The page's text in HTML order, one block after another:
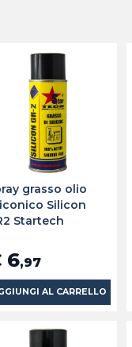
grasso olio
Silicon
Startech
6,97
AL CARRELLO